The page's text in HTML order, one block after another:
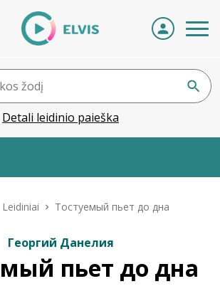
Detali leidinio paieška
Leidiniai Тостуемый пьет до дна
Георгий Данелия
пьет до дна